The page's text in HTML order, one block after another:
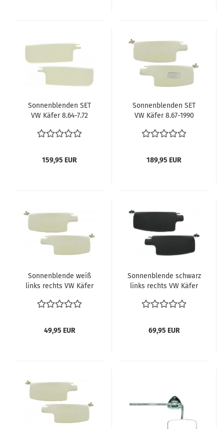
Sonnenblenden SET
VW Käfer 8.64-7.72
Sonnenblende ohne
cremeweiß
159,95 EUR
Sonnenblenden SET
VW Käfer 8.67-1990
Sonnenblende mit
cremeweiß
189,95 EUR
Sonnenblende weiß
links rechts VW Käfer
Käfer Cabriolet ab 72
49,95 EUR
Sonnenblende schwarz
links rechts VW Käfer
Cabriolet ab 72
69,95 EUR